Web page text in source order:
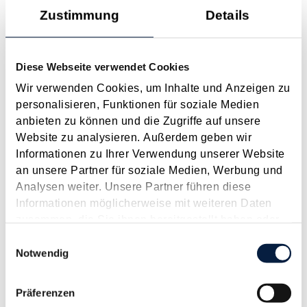
Zustimmung Details
Diese Webseite verwendet Cookies
Wir verwenden Cookies, um Inhalte und Anzeigen zu
personalisieren, Funktionen für soziale Medien
anbieten zu können und die Zugriffe auf unsere
Website zu analysieren. Außerdem geben wir
Informationen zu Ihrer Verwendung unserer Website
an unsere Partner für soziale Medien, Werbung und
Analysen weiter. Unsere Partner führen diese
Informationen möglicherweise mit weiteren Daten
gesammelt haben.
Notwendig
Präferenzen
Juni 2016
Durch die Hauptwohnsitzbefreiung soll die Besteuerung beim
Grundstücksverkauf im Privatbereich unter bestimmten
Voraussetzungen verhindert werden. Grund dafür ist auch,
dass der Veräußerungserlös aus dem Hauptwohnsitz
vollumfänglich für die Reinvestition...
Personengesellschaften
Das Service-Entgelt für die E-Card wird für 2014 um 0,3 € auf